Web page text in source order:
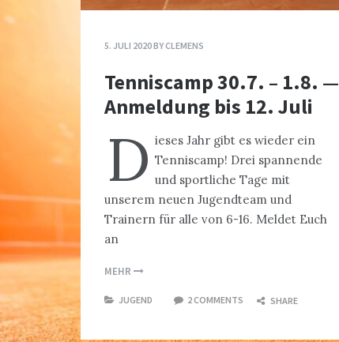
5. JULI 2020BYCLEMENS
Tenniscamp 30.7. – 1.8. —
Anmeldung bis 12. Juli
D ieses Jahr gibt es wieder ein
Tenniscamp! Drei spannende
und sportliche Tage mit
unserem neuen Jugendteam und
Trainern für alle von 6-16. Meldet Euch
an
MEHR
JUGEND 2 COMMENTS SHARE